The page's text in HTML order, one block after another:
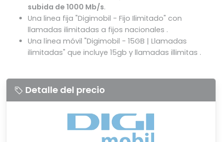
subida de 1000 Mb/s.
Una linea fija "Digimobil - Fijo Ilimitado" con
llamadas ilimitadas a fijos nacionales .
Una línea móvil "Digimobil - 15GB | Llamadas
ilimitadas" que incluye 15gb y llamadas illimitas .
Detalle del precio